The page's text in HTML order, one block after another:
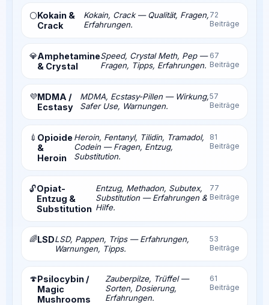
⚪Kokain &
Crack
Kokain, Crack — Qualität, Fragen,
Erfahrungen.
72
Beiträge
💎Amphetamine
& Crystal
Speed, Crystal Meth, Pep —
Fragen, Tipps, Erfahrungen.
67
Beiträge
💜MDMA /
Ecstasy
MDMA, Ecstasy-Pillen — Wirkung,
Safer Use, Warnungen.
57
Beiträge
💉 Opioide
&
Heroin
Heroin, Fentanyl, Tilidin, Tramadol,
Codein — Fragen, Entzug,
Substitution.
81
Beiträge
🔓Opiat-
Entzug &
Substitution
Entzug, Methadon, Subutex,
Substitution — Erfahrungen &
Hilfe.
77
Beiträge
🌈LSDLSD, Pappen, Trips — Erfahrungen,
Warnungen, Tipps.
53
Beiträge
🍄Psilocybin /
Magic
Mushrooms
Zauberpilze, Trüffel —
Sorten, Dosierung,
Erfahrungen.
61
Beiträge